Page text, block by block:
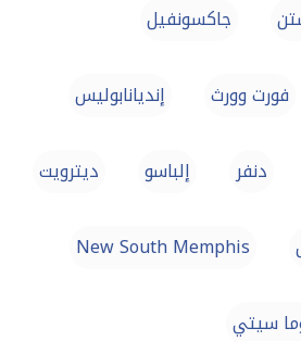
جاكسونفيل
فورت وورث إنديانابوليس
دنفر إلباسو ديترويت
New South Memphis
سيتي